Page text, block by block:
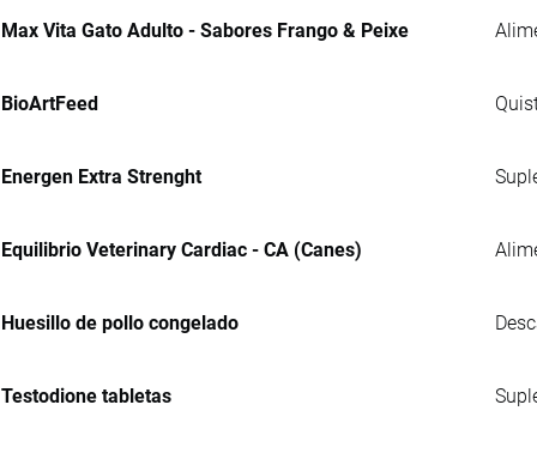
Max Vita Gato Adulto - Sabores Frango & Peixe
BioArtFeed
Energen Extra Strenght
Equilibrio Veterinary Cardiac - CA (Canes)
Huesillo de pollo congelado
Testodione tabletas